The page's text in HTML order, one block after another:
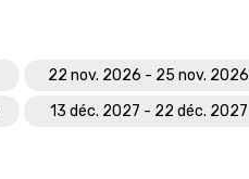
22 nov. 2026 - 25 nov. 2026
13 déc. 2027 - 22 déc. 2027